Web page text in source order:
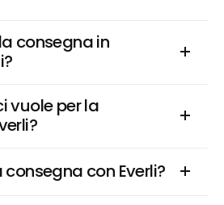
consegna in
vuole per la
con Everli?